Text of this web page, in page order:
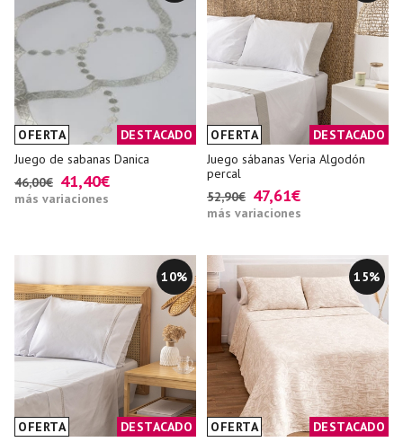
OFERTA
DESTACADO
Juego de sabanas Danica
46,00€ 41,40€
más variaciones
OFERTA
DESTACADO
Juego sábanas Veria Algodón
percal
52,90€ 47,61€
más variaciones
10%
OFERTA
DESTACADO
15%
OFERTA
DESTACADO